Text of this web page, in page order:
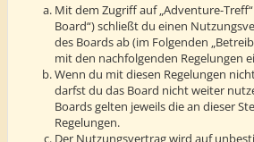
Mit dem Zugriff auf „Adventure-
Board“) schließt du einen
des Boards ab (im Folgenden
mit den nachfolgenden Regelungen
Wenn du mit diesen Regelungen
darfst du das Board nicht weiter
Boards gelten jeweils die an dieser
Regelungen.
Der Nutzungsvertrag wird auf